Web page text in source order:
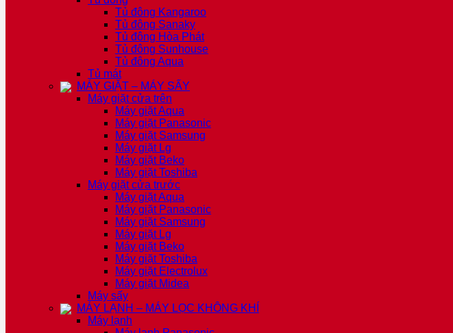
Tủ đông Kangaroo
Tủ đông Sanaky
Tủ đông Hòa Phát
Tủ đông Sunhouse
Tủ đông Aqua
Tủ mát
MÁY GIẶT – MÁY SẤY
Máy giặt cửa trên
Máy giặt Aqua
Máy giặt Panasonic
Máy giặt Samsung
Máy giặt Lg
Máy giặt Beko
Máy giặt Toshiba
Máy giặt cửa trước
Máy giặt Aqua
Máy giặt Panasonic
Máy giặt Samsung
Máy giặt Lg
Máy giặt Beko
Máy giặt Toshiba
Máy giặt Electrolux
Máy giặt Midea
Máy sấy
MÁY LẠNH – MÁY LỌC KHÔNG KHÍ
Máy lạnh